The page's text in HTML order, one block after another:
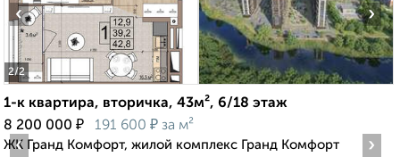
2/2
‹ ›
1-к квартира, вторичка, 43м², 6/18 этаж
8 200 000 ₽ 191 600 ₽ за м²
ЖК Гранд Комфорт, жилой комплекс Гранд Комфорт
‹ ›